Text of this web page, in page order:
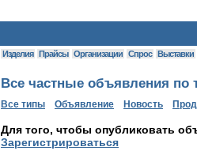
Изделия Прайсы Организации Спрос Выставки
Все частные объявления по
Все типы Объявление Новость
Для того, чтобы опубликовать
Зарегистрироваться